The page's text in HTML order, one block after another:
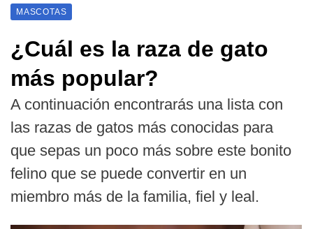
MASCOTAS
¿Cuál es la raza de gato
más popular?
A continuación encontrarás una lista con
las razas de gatos más conocidas para
que sepas un poco más sobre este bonito
felino que se puede convertir en un
miembro más de la familia, fiel y leal.